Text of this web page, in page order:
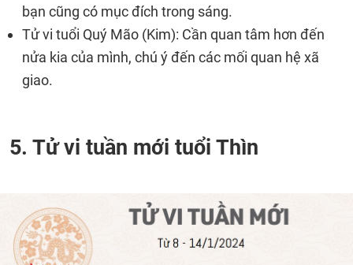
bạn cũng có mục đích trong sáng.
Tử vi tuổi Quý Mão (Kim): Cần quan tâm hơn đến
nửa kia của mình, chú ý đến các mối quan hệ xã
giao.
5. Tử vi tuần mới tuổi Thìn